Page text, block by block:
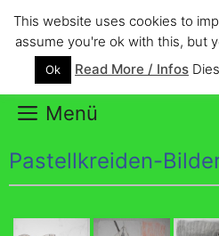
Inhalt
springen
Christina
your art is lively
Menü
Pastellkreiden-
This website uses cookies to
assume you're ok with this, but
Ok Read More / Infos